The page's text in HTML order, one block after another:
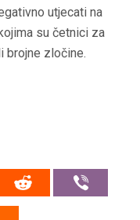
utjecati na
su četnici za
brojne zločine.